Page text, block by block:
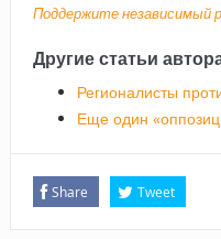
Поддержите независимый
Другие статьи
Регионалисты
Еще один
Share Tweet